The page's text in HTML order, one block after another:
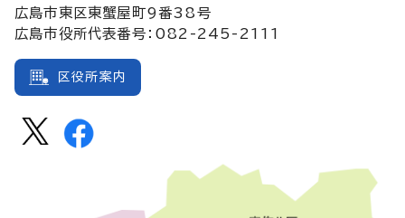
広島市東区東蟹屋町9番38号
広島市役所代表番号：082-245-2111
区役所案内